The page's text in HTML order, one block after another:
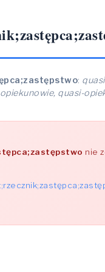
:
quasi-
nie